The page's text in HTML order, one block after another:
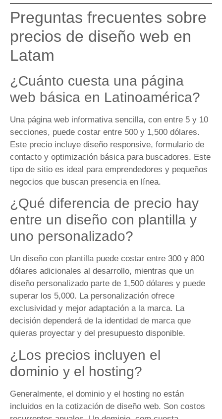
Preguntas frecuentes sobre
precios de diseño web en
Latam
¿Cuánto cuesta una página
web básica en Latinoamérica?
Una página web informativa sencilla, con entre 5 y 10
secciones, puede costar entre 500 y 1,500 dólares.
Este precio incluye diseño responsive, formulario de
contacto y optimización básica para buscadores. Este
tipo de sitio es ideal para emprendedores y pequeños
negocios que buscan presencia en línea.
¿Qué diferencia de precio hay
entre un diseño con plantilla y
uno personalizado?
Un diseño con plantilla puede costar entre 300 y 800
dólares adicionales al desarrollo, mientras que un
diseño personalizado parte de 1,500 dólares y puede
superar los 5,000. La personalización ofrece
exclusividad y mejor adaptación a la marca. La
decisión dependerá de la identidad de marca que
quieras proyectar y del presupuesto disponible.
¿Los precios incluyen el
dominio y el hosting?
Generalmente, el dominio y el hosting no están
incluidos en la cotización de diseño web. Son costos